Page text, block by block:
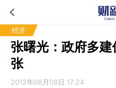
经济
张曙光：政府多
张
2012年08月08日 17:24